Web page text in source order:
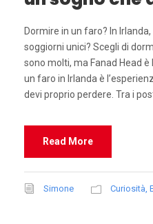
Dormire in un faro? In
soggiorni unici? Scegli di
sono molti, ma Fanad Head
un faro in Irlanda è
devi proprio perdere. Tra i
Read More
Simone Curiosità